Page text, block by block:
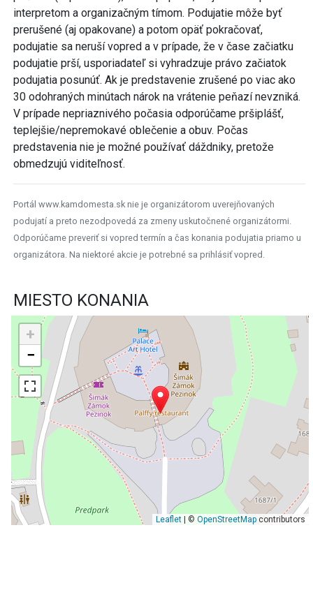
interpretom a organizačným tímom. Podujatie môže byť
prerušené (aj opakovane) a potom opäť pokračovať,
podujatie sa neruší vopred a v prípade, že v čase začiatku
podujatie prší, usporiadateľ si vyhradzuje právo začiatok
podujatia posunúť. Ak je predstavenie zrušené po viac ako
30 odohraných minútach nárok na vrátenie peňazí nevzniká.
V prípade nepriaznivého počasia odporúčame pršiplášť,
teplejšie/nepremokavé oblečenie a obuv. Počas
predstavenia nie je možné používať dáždniky, pretože
obmedzujú viditeľnosť.
Portál www.kamdomesta.sk nie je organizátorom uverejňovaných
podujatí a preto nezodpovedá za zmeny uskutočnené organizátormi.
Odporúčame preveriť si vopred termín a čas konania podujatia priamo u
organizátora. Na niektoré akcie je potrebné sa prihlásiť vopred.
MIESTO KONANIA
+
−
Leaflet| © OpenStreetMapcontributors